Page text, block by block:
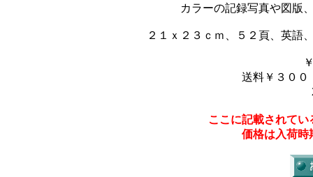
カラーの記録写真や図版
２１ｘ２３ｃｍ、５２頁、英語
送料￥３００
ここに記載されて
価格は入荷時